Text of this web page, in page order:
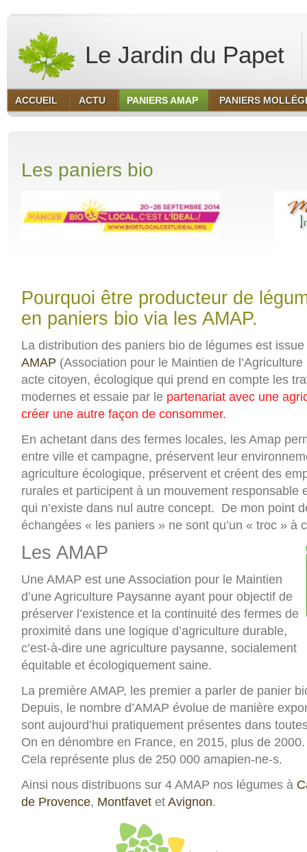
Le Jardin du Papet
ACCUEIL ACTU PANIERS AMAP PANIERS
Les paniers bio
Pourquoi être producteur de
en paniers bio via les AMAP.
La distribution des paniers bio de légumes est
AMAP (Association pour le Maintien de l’Agriculture
acte citoyen, écologique qui prend en compte les
modernes et essaie par le partenariat avec une
créer une autre façon de consommer.
En achetant dans des fermes locales, les Amap
entre ville et campagne, préservent leur
agriculture écologique, préservent et créent des
rurales et participent à un mouvement responsable
qui n’existe dans nul autre concept. De mon point
échangées « les paniers » ne sont qu’un « troc » à
Les AMAP
Une AMAP est une Association pour le Maintien
d’une Agriculture Paysanne ayant pour objectif de
préserver l’existence et la continuité des fermes de
proximité dans une logique d’agriculture durable,
c’est-à-dire une agriculture paysanne, socialement
équitable et écologiquement saine.
La première AMAP, les premier a parler de panier
Depuis, le nombre d’AMAP évolue de manière
sont aujourd’hui pratiquement présentes dans
On en dénombre en France, en 2015, plus de 2000.
Cela représente plus de 250 000 amapien-ne-s.
Ainsi nous distribuons sur 4 AMAP nos légumes à
de Provence, Montfavet et Avignon.